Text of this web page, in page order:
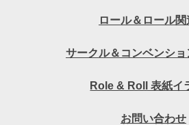
ロール＆ロール関
サークル＆コンベンショ
Role & Roll 表紙イ
お問い合わせ